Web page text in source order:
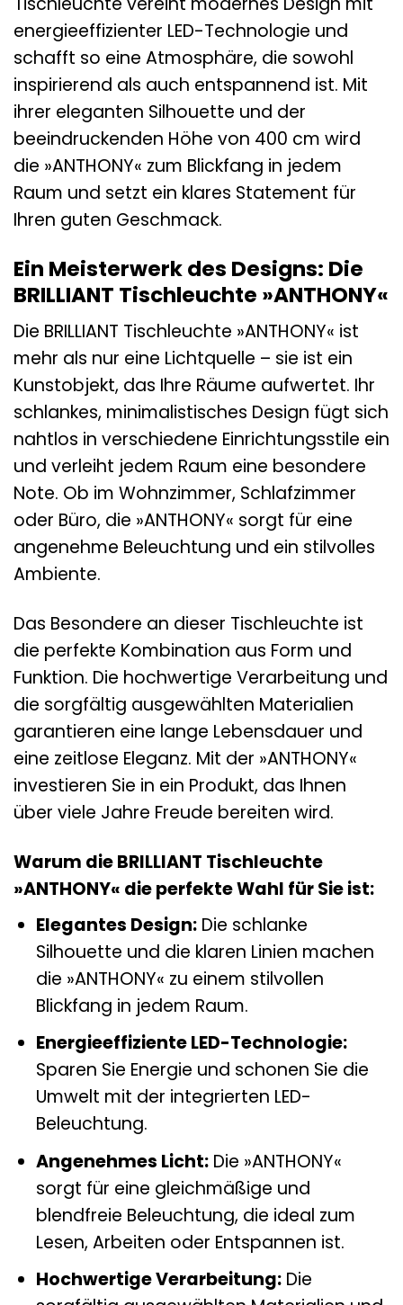
energieeffizienter LED-Technologie und
schafft so eine Atmosphäre, die sowohl
inspirierend als auch entspannend ist. Mit
ihrer eleganten Silhouette und der
beeindruckenden Höhe von 400 cm wird
die »ANTHONY« zum Blickfang in jedem
Raum und setzt ein klares Statement für
Ihren guten Geschmack.
Ein Meisterwerk des Designs: Die
BRILLIANT Tischleuchte »ANTHONY«
Die BRILLIANT Tischleuchte »ANTHONY« ist
mehr als nur eine Lichtquelle – sie ist ein
Kunstobjekt, das Ihre Räume aufwertet. Ihr
schlankes, minimalistisches Design fügt sich
nahtlos in verschiedene Einrichtungsstile ein
und verleiht jedem Raum eine besondere
Note. Ob im Wohnzimmer, Schlafzimmer
oder Büro, die »ANTHONY« sorgt für eine
angenehme Beleuchtung und ein stilvolles
Ambiente.
Das Besondere an dieser Tischleuchte ist
die perfekte Kombination aus Form und
Funktion. Die hochwertige Verarbeitung und
die sorgfältig ausgewählten Materialien
garantieren eine lange Lebensdauer und
eine zeitlose Eleganz. Mit der »ANTHONY«
investieren Sie in ein Produkt, das Ihnen
über viele Jahre Freude bereiten wird.
Warum die BRILLIANT Tischleuchte
»ANTHONY« die perfekte Wahl für Sie ist:
Elegantes Design:Die schlanke
Silhouette und die klaren Linien machen
die »ANTHONY« zu einem stilvollen
Blickfang in jedem Raum.
Energieeffiziente LED-Technologie:
Sparen Sie Energie und schonen Sie die
Umwelt mit der integrierten LED-
Beleuchtung.
Angenehmes Licht:Die »ANTHONY«
sorgt für eine gleichmäßige und
blendfreie Beleuchtung, die ideal zum
Lesen, Arbeiten oder Entspannen ist.
Hochwertige Verarbeitung:Die